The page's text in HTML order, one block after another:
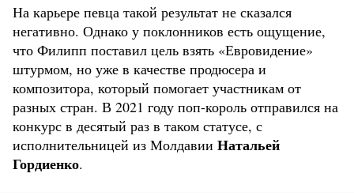
На карьере певца такой результат не сказался
негативно. Однако у поклонников есть ощущение,
что Филипп поставил цель взять «Евровидение»
штурмом, но уже в качестве продюсера и
композитора, который помогает участникам от
разных стран. В 2021 году поп-король отправился на
конкурс в десятый раз в таком статусе, с
исполнительницей из Молдавии Натальей
Гордиенко.